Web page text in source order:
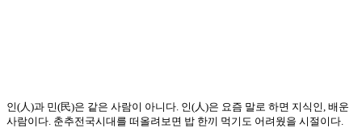
인(人)과 민(民)은 같은 사람이 아니다 인(人)은 요즘 말로 하면 지식인 배운
사람이다 춘추전국시대를 떠올려보면 밥 한끼 먹기도 어려웠을 시절이다